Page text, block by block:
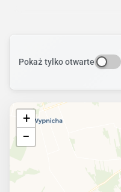
Pokaż tylko otwarte
+
−